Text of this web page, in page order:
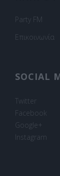
Party FM
Επικοινωνία
SOCIAL
Twitter
Facebook
Google+
Instagram